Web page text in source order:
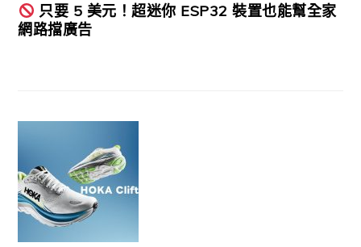
只要 5 美元！超迷你 ESP32 裝置也能幫全家
網路擋廣告